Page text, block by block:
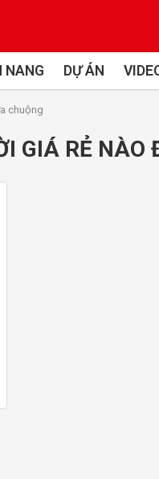
NANG DỰ ÁN
chuộng
GIÁ RẺ NÀO